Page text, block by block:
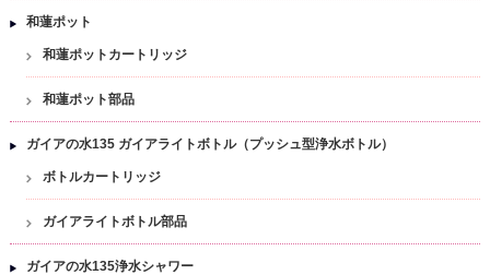
和蓮ポット
和蓮ポットカートリッジ
和蓮ポット部品
ガイアの水135 ガイアライトボトル（プッシュ型浄水ボトル）
ボトルカートリッジ
ガイアライトボトル部品
ガイアの水135浄水シャワー